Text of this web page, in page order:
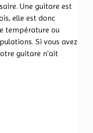
Une guitare est
elle est donc
température ou
Si vous avez
guitare n'ait